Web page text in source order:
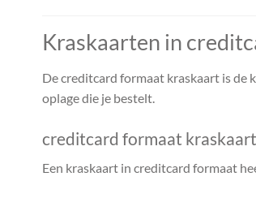
Kraskaarten in
De creditcard formaat kraskaart is de
oplage die je bestelt.
creditcard formaat
Een kraskaart in creditcard formaat